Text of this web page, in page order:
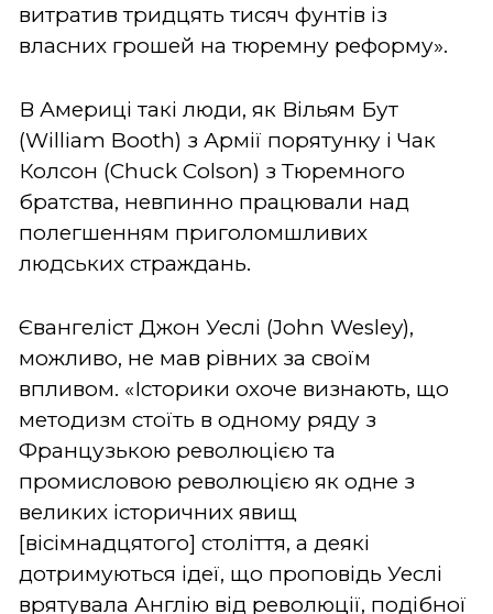
витратив тридцять тисяч фунтів із
власних грошей на тюремну реформу».
В Америці такі люди, як Вільям Бут
(William Booth) з Армії порятунку і Чак
Колсон (Chuck Colson) з Тюремного
братства, невпинно працювали над
полегшенням приголомшливих
людських страждань.
Євангеліст Джон Уеслі (John Wesley),
можливо, не мав рівних за своїм
впливом. «Історики охоче визнають, що
методизм стоїть в одному ряду з
Французькою революцією та
промисловою революцією як одне з
великих історичних явищ
[вісімнадцятого] століття, а деякі
дотримуються ідеї, що проповідь Уеслі
врятувала Англію від революції, подібної